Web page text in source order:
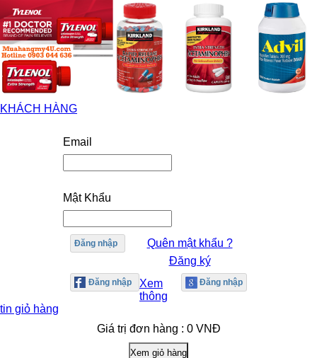
KHÁCH HÀNG
Email
Mật Khẩu
Đăng nhập
Quên mật khẩu ?
Đăng ký
Xem
thông
tin giỏ hàng
Giá trị đơn hàng : 0 VNĐ